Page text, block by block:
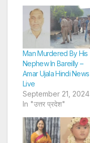
Man Murdered By His
Nephew In Bareilly –
Amar Ujala Hindi News
Live
September 21, 2024
In "उत्तर प्रदेश"